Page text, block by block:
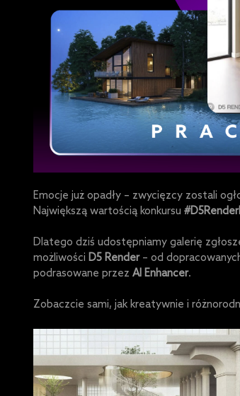
Emocje już opadły – zwycięzcy zostali
Największą wartością konkursu
Dlatego dziś udostępniamy galerię
możliwości D5 Render– od
podrasowane przez AI Enhancer.
Zobaczcie sami, jak kreatywnie i